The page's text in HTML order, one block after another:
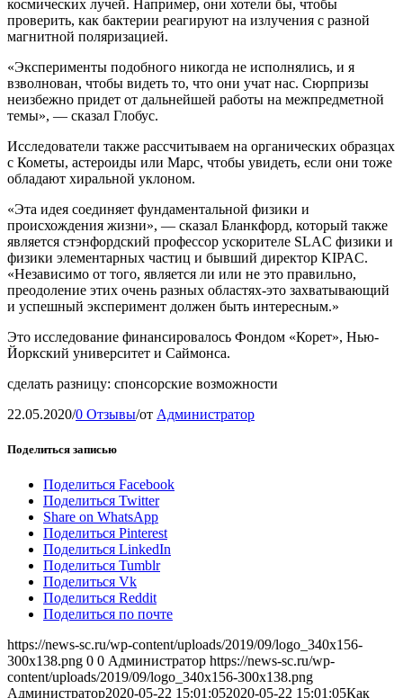
космических лучей. Например, они хотели бы, чтобы
проверить, как бактерии реагируют на излучения с разной
магнитной поляризацией.
«Эксперименты подобного никогда не исполнялись, и я
взволнован, чтобы видеть то, что они учат нас. Сюрпризы
неизбежно придет от дальнейшей работы на межпредметной
темы», — сказал Глобус.
Исследователи также рассчитываем на органических образцах
с Кометы, астероиды или Марс, чтобы увидеть, если они тоже
обладают хиральной уклоном.
«Эта идея соединяет фундаментальной физики и
происхождения жизни», — сказал Бланкфорд, который также
является стэнфордский профессор ускорителе SLAC физики и
физики элементарных частиц и бывший директор KIPAC.
«Независимо от того, является ли или не это правильно,
преодоление этих очень разных областях-это захватывающий
и успешный эксперимент должен быть интересным.»
Это исследование финансировалось Фондом «Корет», Нью-
Йоркский университет и Саймонса.
сделать разницу: спонсорские возможности
22.05.2020/0 Отзывы/от Администратор
Поделиться записью
Поделиться Facebook
Поделиться Twitter
Share on WhatsApp
Поделиться Pinterest
Поделиться LinkedIn
Поделиться Tumblr
Поделиться Vk
Поделиться Reddit
Поделиться по почте
https://news-sc.ru/wp-content/uploads/2019/09/logo_340x156-
300x138.png 0 0 Администратор https://news-sc.ru/wp-
content/uploads/2019/09/logo_340x156-300x138.png
Администратор2020-05-22 15:01:052020-05-22 15:01:05Как